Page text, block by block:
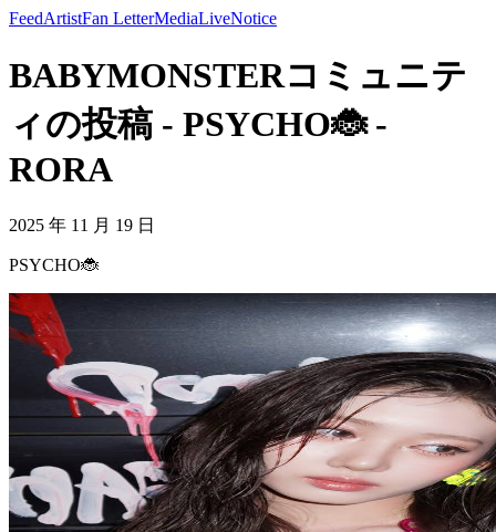
FeedArtistFan LetterMediaLiveNotice
BABYMONSTERコミュニテ
ィの投稿 - PSYCHO🐞 -
RORA
2025 年 11 月 19 日
PSYCHO🐞